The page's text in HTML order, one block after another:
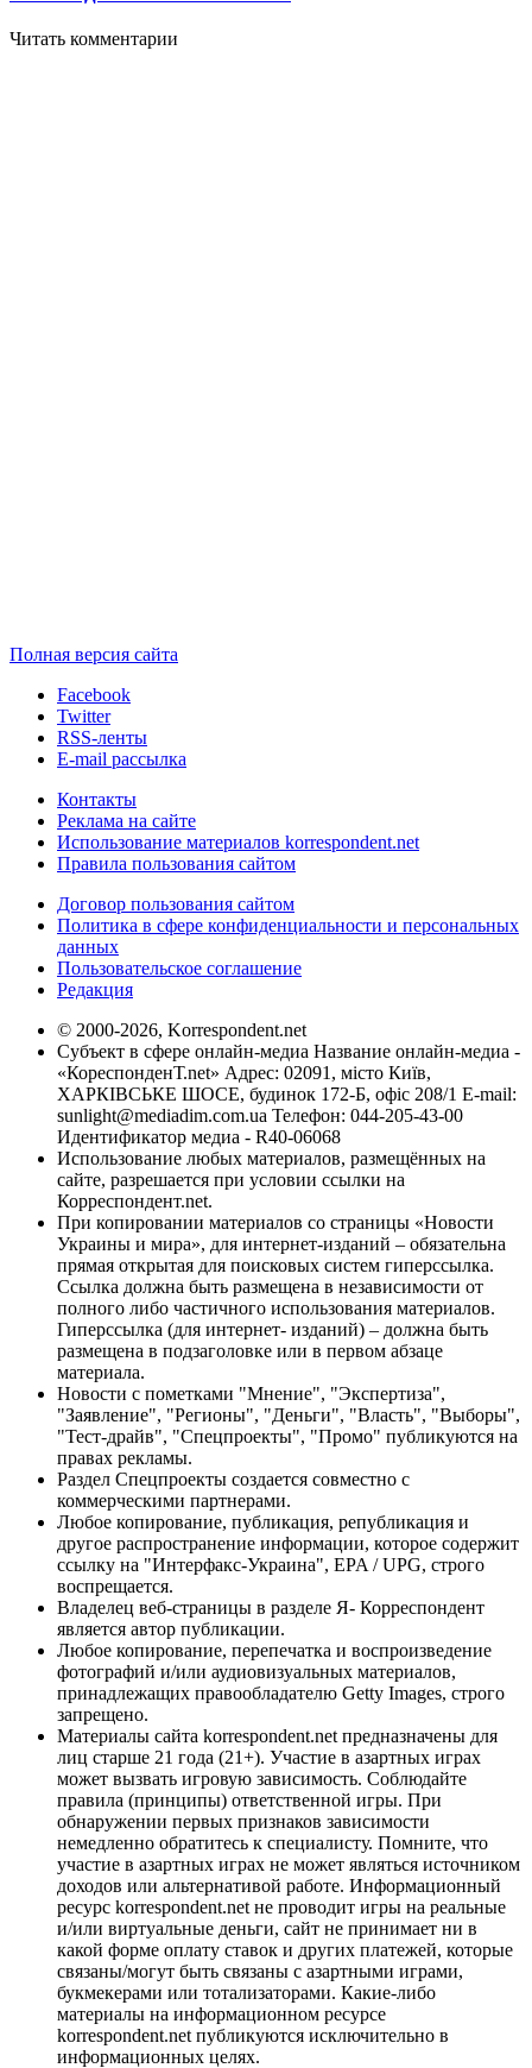
Читать комментарии
Полная версия сайта
Facebook
Twitter
RSS-ленты
E-mail рассылка
Контакты
Реклама на сайте
Использование материалов korrespondent.net
Правила пользования сайтом
Договор пользования сайтом
Политика в сфере конфиденциальности и персональных
данных
Пользовательское соглашение
Редакция
© 2000-2026, Korrespondent.net
Субъект в сфере онлайн-медиа Название онлайн-медиа -
«КореспонденТ.net» Адрес: 02091, місто Київ,
ХАРКІВСЬКЕ ШОСЕ, будинок 172-Б, офіс 208/1 E-mail:
sunlight@mediadim.com.ua Телефон: 044-205-43-00
Идентификатор медиа - R40-06068
Использование любых материалов, размещённых на
сайте, разрешается при условии ссылки на
Корреспондент.net.
При копировании материалов со страницы «Новости
Украины и мира», для интернет-изданий – обязательна
прямая открытая для поисковых систем гиперссылка.
Ссылка должна быть размещена в независимости от
полного либо частичного использования материалов.
Гиперссылка (для интернет- изданий) – должна быть
размещена в подзаголовке или в первом абзаце
материала.
Новости с пометками "Мнение", "Экспертиза",
"Заявление", "Регионы", "Деньги", "Власть", "Выборы",
"Тест-драйв", "Спецпроекты", "Промо" публикуются на
правах рекламы.
Раздел Спецпроекты создается совместно с
коммерческими партнерами.
Любое копирование, публикация, републикация и
другое распространение информации, которое содержит
ссылку на "Интерфакс-Украина", EPA / UPG, строго
воспрещается.
Владелец веб-страницы в разделе Я- Корреспондент
является автор публикации.
Любое копирование, перепечатка и воспроизведение
фотографий и/или аудиовизуальных материалов,
принадлежащих правообладателю Getty Images, строго
запрещено.
Материалы сайта korrespondent.net предназначены для
лиц старше 21 года (21+). Участие в азартных играх
может вызвать игровую зависимость. Соблюдайте
правила (принципы) ответственной игры. При
обнаружении первых признаков зависимости
немедленно обратитесь к специалисту. Помните, что
участие в азартных играх не может являться источником
доходов или альтернативой работе. Информационный
ресурс korrespondent.net не проводит игры на реальные
и/или виртуальные деньги, сайт не принимает ни в
какой форме оплату ставок и других платежей, которые
связаны/могут быть связаны с азартными играми,
букмекерами или тотализаторами. Какие-либо
материалы на информационном ресурсе
korrespondent.net публикуются исключительно в
информационных целях.